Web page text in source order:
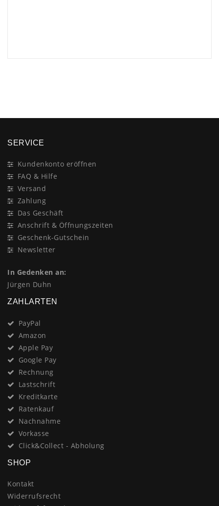
SERVICE
Kundenkonto eröffnen
FAQ & Hilfe
Versand
Zahlung
Das Geschäft
Anschrift & Öffnungszeiten
Geschenk-Gutschein
Newsletter
In Gedenken an:
Jürgen Duhn
ZAHLARTEN
PayPal
Amazon
Apple Pay
Google Pay
Rechnung
Lastschrift
Kreditkarte
Ratenkauf
Nachnahme
Vorkasse
Click&Collect - Abholung
SHOP
Kontakt
Widerrufsrecht